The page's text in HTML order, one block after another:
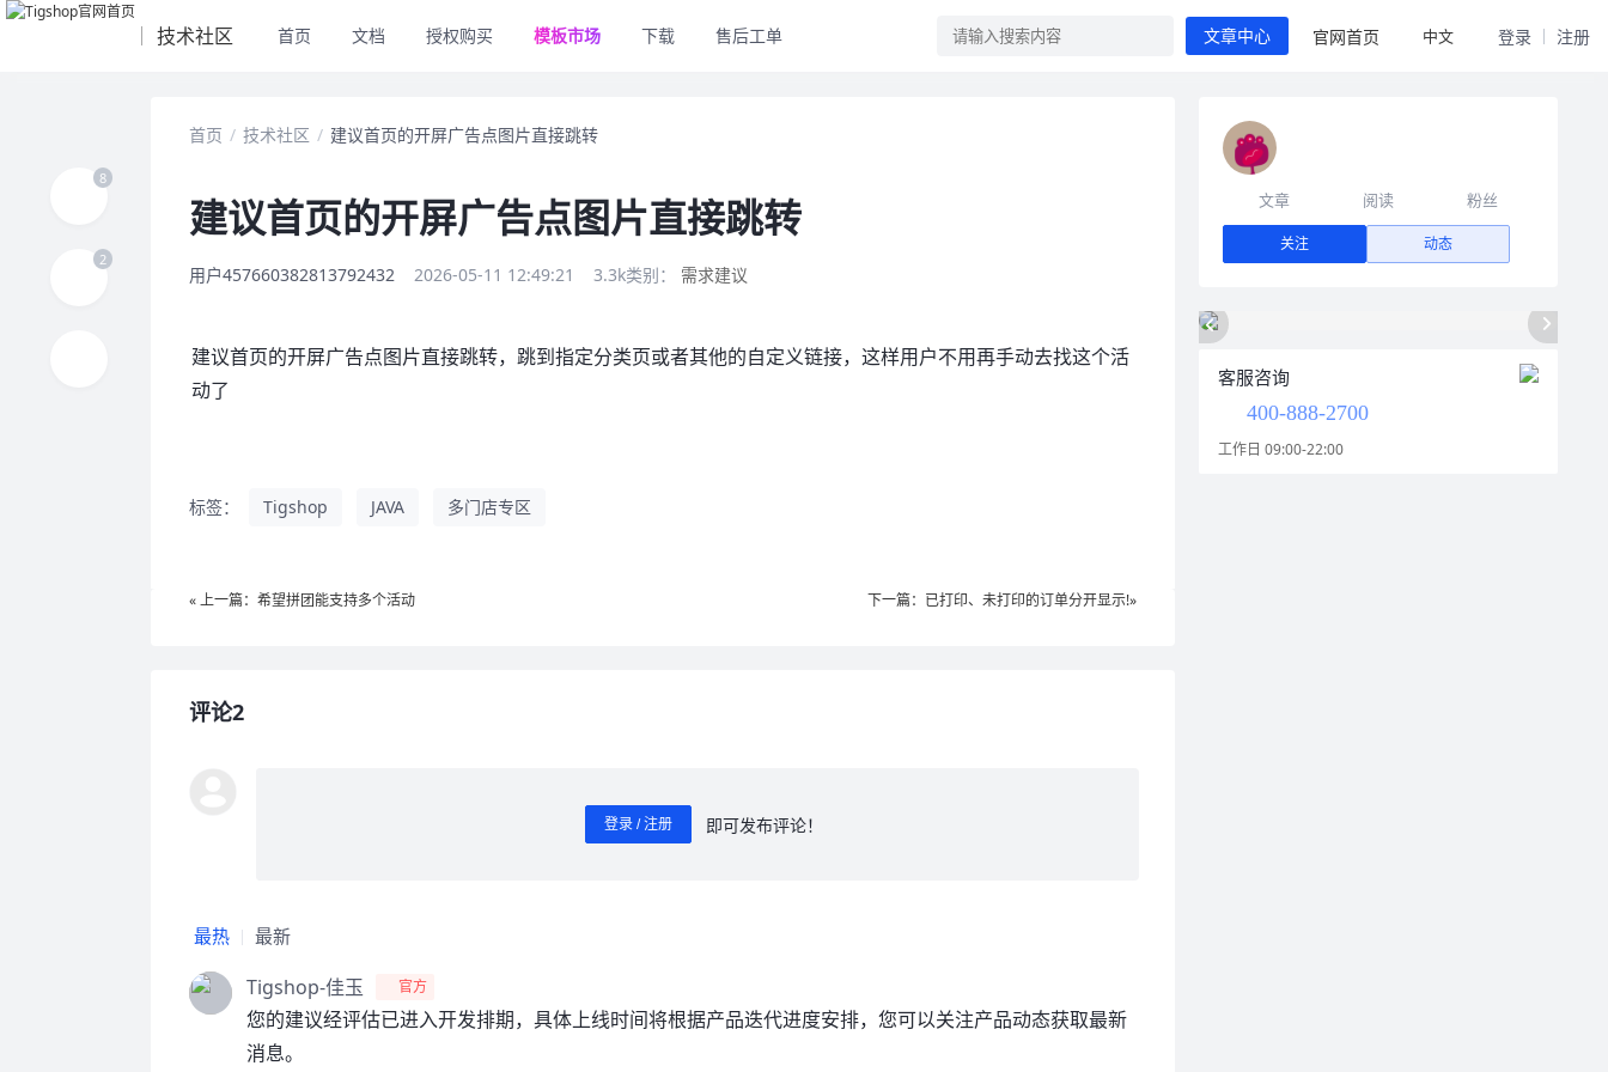
技术社区 首页 文档 授权购买 模板市场 下载 售后工单 文章中心 官网首页 中文 登录 注册
首页 / 技术社区 / 建议首页的开屏广告点图片直接跳转
建议首页的开屏广告点图片直接跳转
用户457660382813792432 2026-05-11 12:49:21 3.3k类别： 需求建议
建议首页的开屏广告点图片直接跳转，跳到指定分类页或者其他的自定义链接，这样用户不用再手动去找这个活
动了
标签： Tigshop JAVA 多门店专区
« 上一篇：希望拼团能支持多个活动 下一篇：已打印、未打印的订单分开显示!»
评论2
登录 / 注册
即可发布评论！
最热 最新
Tigshop-佳玉 官方
您的建议经评估已进入开发排期，具体上线时间将根据产品迭代进度安排，您可以关注产品动态获取最新
消息。
文章 阅读 粉丝
关注 动态
客服咨询
400-888-2700
工作日 09:00-22:00